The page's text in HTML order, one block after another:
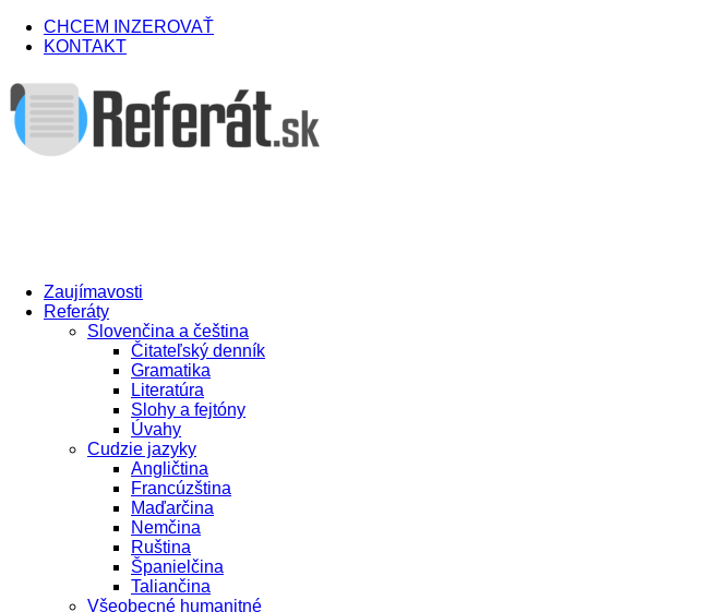
CHCEM INZEROVAŤ
KONTAKT
Zaujímavosti
Referáty
Slovenčina a čeština
Čitateľský denník
Gramatika
Literatúra
Slohy a fejtóny
Úvahy
Cudzie jazyky
Angličtina
Francúzština
Maďarčina
Nemčina
Ruština
Španielčina
Taliančina
Všeobecné humanitné